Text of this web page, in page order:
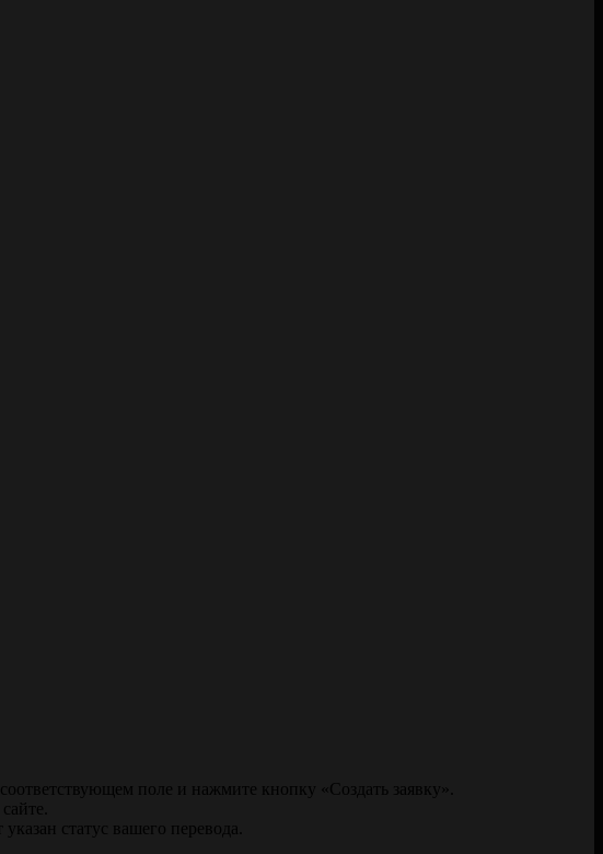
поле и нажмите кнопку «Создать заявку».
статус вашего перевода.